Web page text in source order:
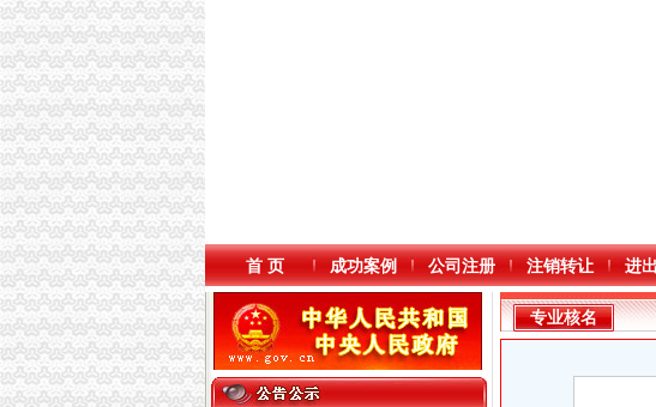
首 页 成功案例 公司注册 注销转让 进
专业核名